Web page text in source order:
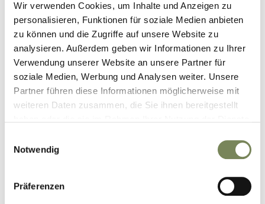
Wir verwenden Cookies, um Inhalte und Anzeigen zu
personalisieren, Funktionen für soziale Medien anbieten
zu können und die Zugriffe auf unsere Website zu
analysieren. Außerdem geben wir Informationen zu Ihrer
Verwendung unserer Website an unsere Partner für
soziale Medien, Werbung und Analysen weiter. Unsere
Partner führen diese Informationen möglicherweise mit
weiteren Daten zusammen, die Sie ihnen bereitgestellt
Notwendig
Präferenzen
„embedded world Exhibition&Conference“, die
weltweit führende Fachmesse für eingebettete
elektronische Systeme.
Durch die Übernahme von WEKA Fachmedien
entsteht einer der weltweit führenden Anbieter
von Veranstaltungen und Medien im Bereich
Embedded Technology und festigt die Position
Sebastian Mink (Managing Partner), Julian Ihle
(Project Manager), Philipp Geitner (Consultant),